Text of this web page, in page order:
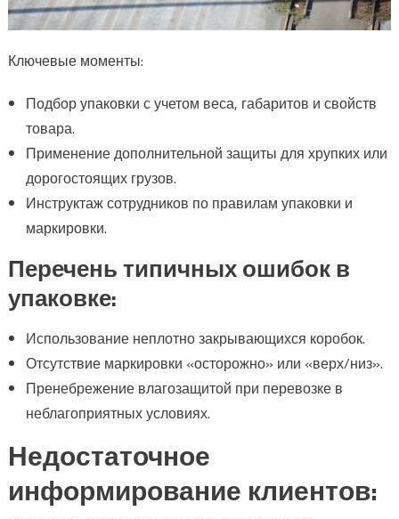
Ключевые моменты:
Подбор упаковки с учетом веса, габаритов и свойств
товара.
Применение дополнительной защиты для хрупких или
дорогостоящих грузов.
Инструктаж сотрудников по правилам упаковки и
маркировки.
Перечень типичных ошибок в
упаковке:
Использование неплотно закрывающихся коробок.
Отсутствие маркировки «осторожно» или «верх/низ».
Пренебрежение влагозащитой при перевозке в
неблагоприятных условиях.
Недостаточное
информирование клиентов: